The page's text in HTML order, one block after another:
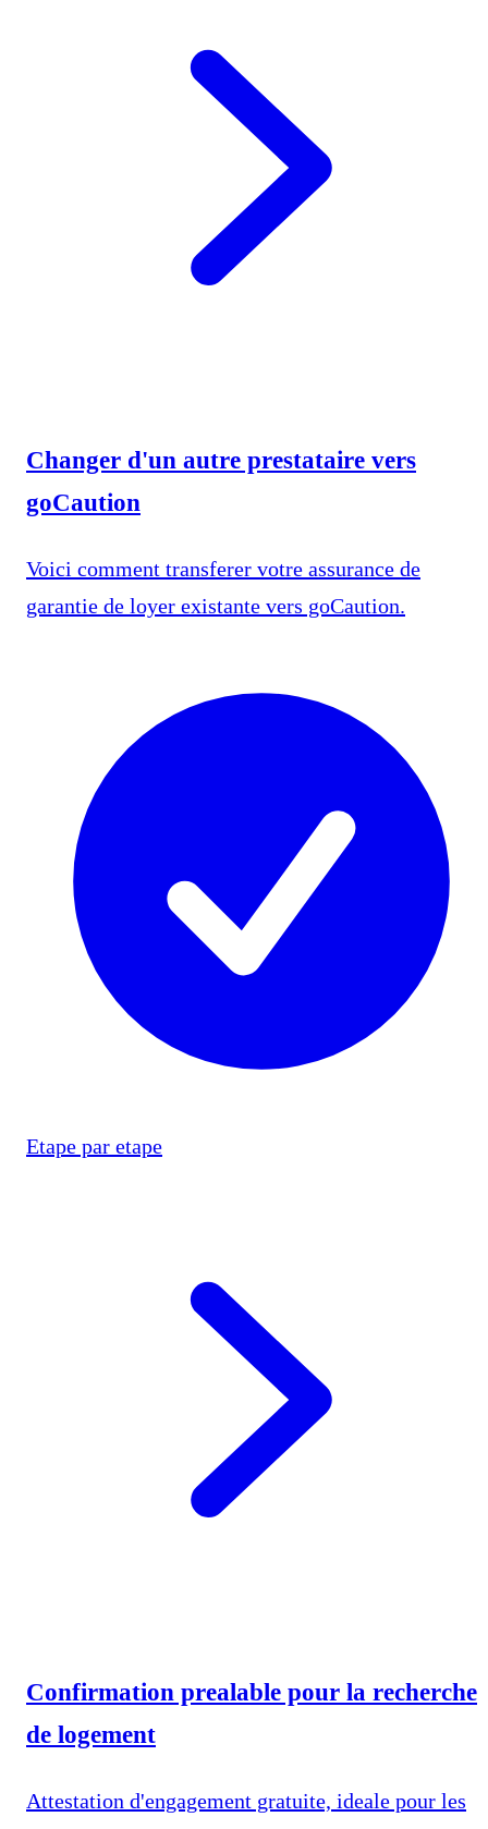
Changer d'un autre prestataire vers
goCaution
Voici comment transferer votre assurance de
garantie de loyer existante vers goCaution.
Etape par etape
Confirmation prealable pour la recherche
de logement
Attestation d'engagement gratuite, ideale pour les